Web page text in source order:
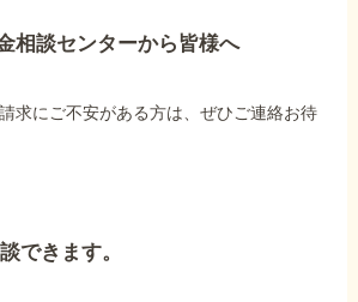
相談センターから皆様へ
求にご不安がある方は、ぜひご連絡お待
できます。